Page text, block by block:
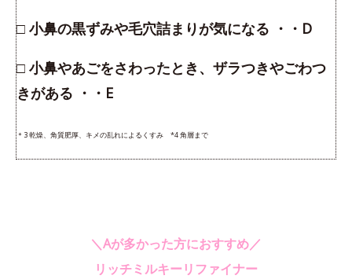
□ 小鼻の黒ずみや毛穴詰まりが気になる ・・D
□ 小鼻やあごをさわったとき、ザラつきやごわつ
きがある ・・E
＊3 乾燥、角質肥厚、キメの乱れによるくすみ *4 角層まで
＼Aが多かった方におすすめ／
リッチミルキーリファイナー